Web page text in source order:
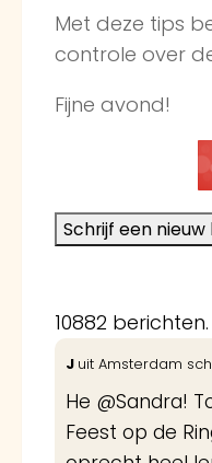
Met deze tips
controle over
Fijne avond!
10882 berichten.
J uit Amsterdam
He @Sandra!
Feest op de